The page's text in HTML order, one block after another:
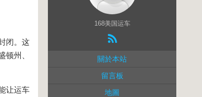
闭。这
顿州、
让运车
168美国运车
關於本站
留言板
地圖